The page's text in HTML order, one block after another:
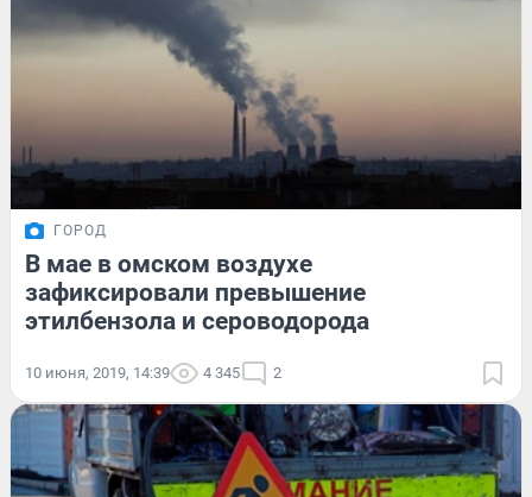
ГОРОД
В мае в омском воздухе
зафиксировали превышение
этилбензола и сероводорода
10 июня, 2019, 14:39 4 345 2